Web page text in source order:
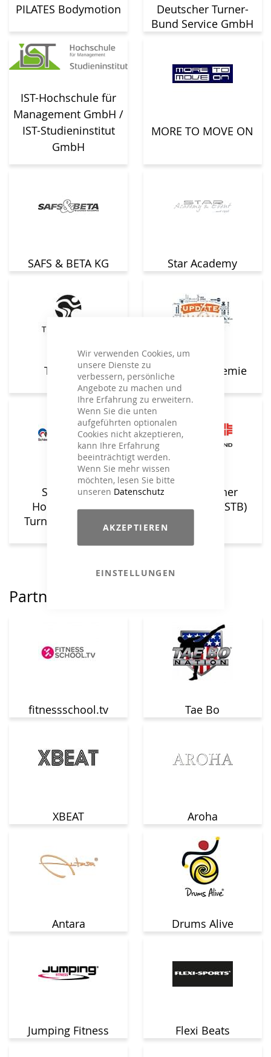
Wir verwenden Cookies, um
unsere Dienste zu
verbessern, persönliche
Angebote zu machen und
Ihre Erfahrung zu erweitern.
Wenn Sie die unten
aufgeführten optionalen
Cookies nicht akzeptieren,
kann Ihre Erfahrung
beeinträchtigt werden.
Wenn Sie mehr wissen
möchten, lesen Sie bitte
unseren Datenschutz
AKZEPTIEREN
EINSTELLUNGEN
PILATES Bodymotion
Deutscher Turner-
Bund Service GmbH
IST-Hochschule für
Management GmbH /
IST-Studieninstitut
GmbH
MORE TO MOVE ON
SAFS & BETA KG Star Academy
Team ICG
update Akademie
Schleswig-
Holsteinischer
Turnverband e. V.
Schwäbischer
Turnerbund (STB)
Partnerkonzepte
fitnessschool.tv Tae Bo
XBEAT Aroha
Antara Drums Alive
Jumping Fitness Flexi Beats